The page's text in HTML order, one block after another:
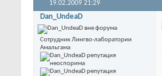
19.02.2009 21:29
Dan_UndeaD
Сотрудник Лингво-лаборатории
Амальгама